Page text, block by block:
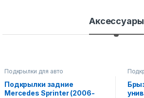
Аксессуары
Подкрылки для авто
Подкрылки задние
Mercedes Sprinter (2006-